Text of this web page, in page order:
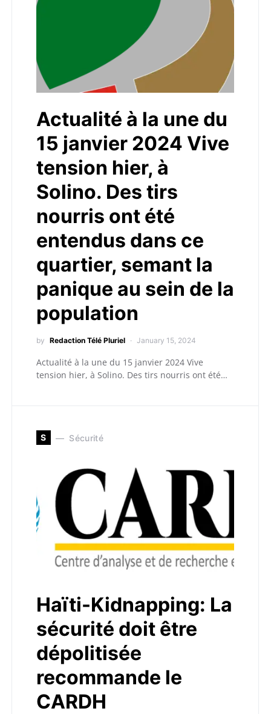
Actualité à la une du
15 janvier 2024 Vive
tension hier, à
Solino. Des tirs
nourris ont été
entendus dans ce
quartier, semant la
panique au sein de la
population
by Redaction Télé Pluriel January 15, 2024
Actualité à la une du 15 janvier 2024 Vive
tension hier, à Solino. Des tirs nourris ont été…
S Sécurité
Haïti-Kidnapping: La
sécurité doit être
dépolitisée
recommande le
CARDH